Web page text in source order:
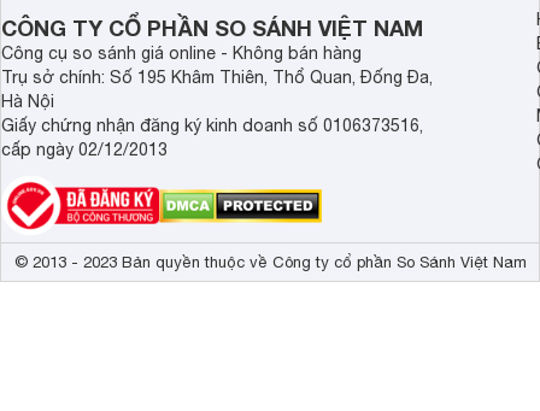
CÔNG TY CỔ PHẦN SO SÁNH VIỆT NAM
Công cụ so sánh giá online - Không bán hàng
Trụ sở chính: Số 195 Khâm Thiên, Thổ Quan, Đống Đa,
Hà Nội
Giấy chứng nhận đăng ký kinh doanh số 0106373516,
cấp ngày 02/12/2013
© 2013 - 2023 Bản quyền thuộc về Công ty cổ phần So Sánh Việt Nam